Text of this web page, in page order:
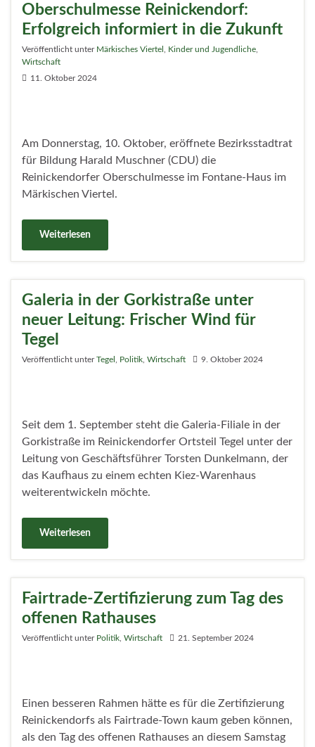
Oberschulmesse Reinickendorf:
Erfolgreich informiert in die Zukunft
Veröffentlicht unter Märkisches Viertel Kinder und Jugendliche
Wirtschaft
11. Oktober 2024
Am Donnerstag, 10. Oktober, eröffnete Bezirksstadtrat
für Bildung Harald Muschner (CDU) die
Reinickendorfer Oberschulmesse im Fontane-Haus im
Märkischen Viertel.
Weiterlesen
Galeria in der Gorkistraße unter
neuer Leitung: Frischer Wind für
Tegel
Veröffentlicht unterTegel Politik Wirtschaft 9. Oktober 2024
Seit dem 1. September steht die Galeria-Filiale in der
Gorkistraße im Reinickendorfer Ortsteil Tegel unter der
Leitung von Geschäftsführer Torsten Dunkelmann, der
das Kaufhaus zu einem echten Kiez-Warenhaus
weiterentwickeln möchte.
Weiterlesen
Fairtrade-Zertifizierung zum Tag des
offenen Rathauses
Veröffentlicht unter Politik Wirtschaft 21. September 2024
Einen besseren Rahmen hätte es für die Zertifizierung
Reinickendorfs als Fairtrade-Town kaum geben können,
als den Tag des offenen Rathauses an diesem Samstag